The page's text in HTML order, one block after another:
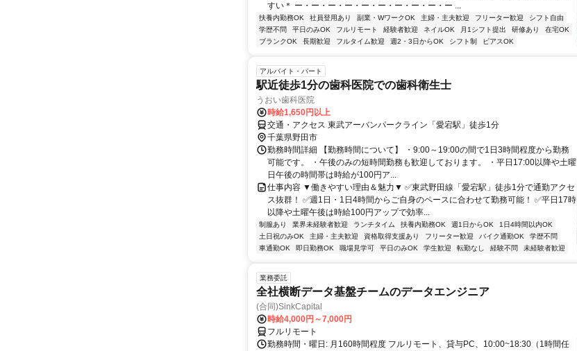
すい＊ ー・ー・ー・ー・ー・ー・ー・ー・ー・ー ...
扶養内勤務OK 社員登用あり 副業・WワークOK 主婦・主夫歓迎 フリーター歓迎
シフト自由
学歴不問
平日のみOK フルリモート 経験者歓迎 ネイルOK 月1シフト提出 研修あり
在宅OK
ブランクOK
長期歓迎 フルタイム歓迎 週2・3日からOK シフト制 ピアスOK
アルバイト・パート
駅近徒歩1分の歯科医院での歯科衛生士
うおい歯科医院
時給1,650円以上
交通・アクセス 東武アーバンパークライン「愛宕駅」徒歩1分
千葉県野田市
勤務時間詳細 【勤務時間について】 ・9:00～19:00の間で1日3時間程度から勤務
可能です。 ・午後のみの短時間勤務も歓迎しております。 ・平日17:00以降や土曜
日午後の時間帯は時給が100円ア...
仕事内容 ▼働きやすい理由＆魅力▼ ✅東武野田線「愛宕駅」徒歩1分で通勤アクセ
ス抜群！ ✅週1日・1日4時間からご自身のペースに合わせて勤務可能！ ✅平日17時
以降や土曜午後は時給100円アップで効率...
制服あり 業界未経験者歓迎 ランチタイム 扶養内勤務OK 週1日からOK
1日4時間以内OK
土日祝のみOK
主婦・主夫歓迎 資格取得支援あり フリーター歓迎 バイク通勤OK
学歴不問
車通勤OK
即日勤務OK 職場見学可 平日のみOK 学生歓迎 転勤なし 経験不問 未経験者歓迎
業務委託
全社横断データ基盤チームのデータエンジニア
(合同)SinkCapital
時給4,000円～7,000円
フルリモート
勤務時間・曜日: 月160時間程度 フルリモート、貸与PC、10:00~18:30（1時間任